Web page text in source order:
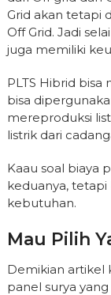
Grid akan tetapi
Off Grid. Jadi
juga memiliki
PLTS Hibrid
bisa
mereproduksi
listrik dari
Kaau soal biaya
keduanya, tetapi
kebutuhan.
Mau Pilih
Demikian artikel
panel surya